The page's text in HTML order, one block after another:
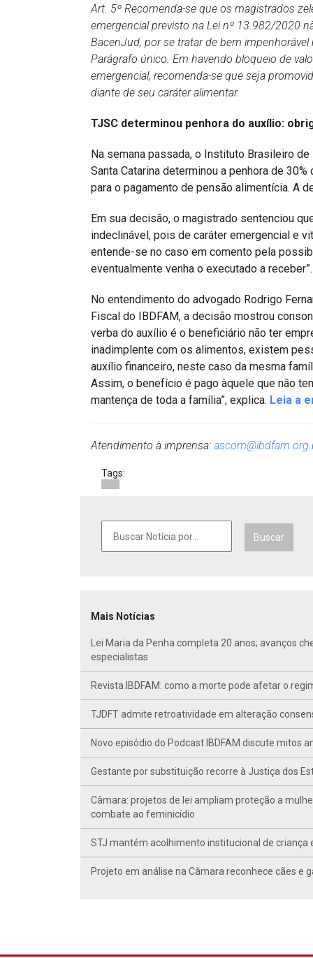
Art. 5º Recomenda-se que os magistrados
emergencial previsto na Lei nº 13.982/2020
BacenJud, por se tratar de bem
Parágrafo único. Em havendo bloqueio de
emergencial, recomenda-se que seja
diante de seu caráter alimentar.
TJSC determinou penhora do auxílio:
Na semana passada, o Instituto Brasileiro
Santa Catarina determinou a penhora de
para o pagamento de pensão alimentícia. A
Em sua decisão, o magistrado sentenciou
indeclinável, pois de caráter emergencial e
entende-se no caso em comento pela
eventualmente venha o executado a
No entendimento do advogado Rodrigo
Fiscal do IBDFAM, a decisão mostrou
verba do auxílio é o beneficiário não ter
inadimplente com os alimentos, existem
auxílio financeiro, neste caso da mesma
Assim, o benefício é pago àquele que não
mantença de toda a família”, explica. Leia a
Atendimento à imprensa:
Tags:
Buscar
Mais Notícias
Lei Maria da Penha completa 20 anos; avanços
especialistas
Revista IBDFAM: como a morte pode afetar o
TJDFT admite retroatividade em alteração
Novo episódio do Podcast IBDFAM discute mitos
Gestante por substituição recorre à Justiça dos
Câmara: projetos de lei ampliam proteção a
combate ao feminicídio
STJ mantém acolhimento institucional de criança
Projeto em análise na Câmara reconhece cães e